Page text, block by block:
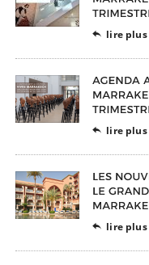
 lire plus
 lire plus
 lire plus